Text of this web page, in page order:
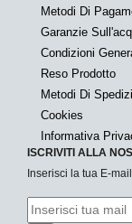
Metodi Di
Garanzie
Condizioni
Reso Prodotto
Metodi Di
Cookies
Informativa
ISCRIVITI ALLA
Inserisci la tua E-